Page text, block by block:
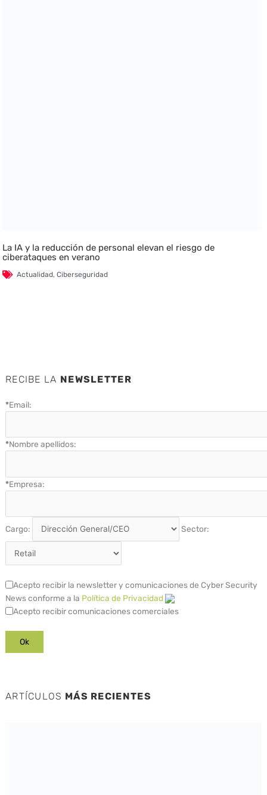
La IA y la reducción de personal elevan el riesgo de
ciberataques en verano
Actualidad,Ciberseguridad
RECIBE LA NEWSLETTER
*Email:
*Nombre apellidos:
*Empresa:
Cargo: Sector:
Acepto recibir la newsletter y comunicaciones de Cyber Security
News conforme a la Política de Privacidad
Acepto recibir comunicaciones comerciales
ARTÍCULOS MÁS RECIENTES